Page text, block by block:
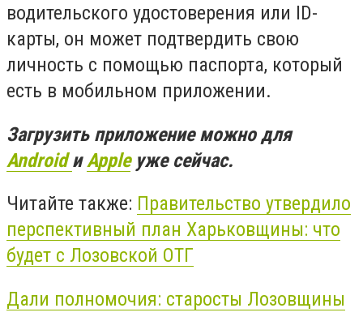
водительского удостоверения или ID-
карты, он может подтвердить свою
личность с помощью паспорта, который
есть в мобильном приложении.
Загрузить приложение можно для
AndroidиAppleуже сейчас.
Читайте также: Правительство утвердило
перспективный план Харьковщины: что
будет с Лозовской ОТГ
Дали полномочия: старосты Лозовщины